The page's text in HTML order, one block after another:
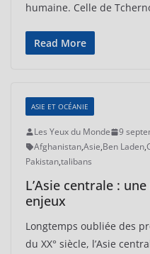
humaine. Celle de
Read More
ASIE ET OCÉANIE
Les Yeux du Monde 9
Afghanistan,Asie,Ben Laden,
Pakistan,talibans
L’Asie centrale :
enjeux
Longtemps oubliée des
du XX° siècle, l’Asie